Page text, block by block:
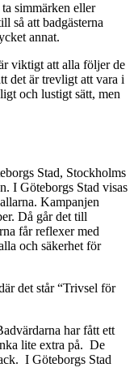
simmärken eller
så att badgästerna
annat.
viktigt att alla följer de
det är trevligt att vara i
och lustigt sätt, men
Stad, Stockholms
I Göteborgs Stad visas
Kampanjen
Då går det till
får reflexer med
och säkerhet för
det står “Trivsel för
har fått ett
lite extra på. De
I Göteborgs Stad